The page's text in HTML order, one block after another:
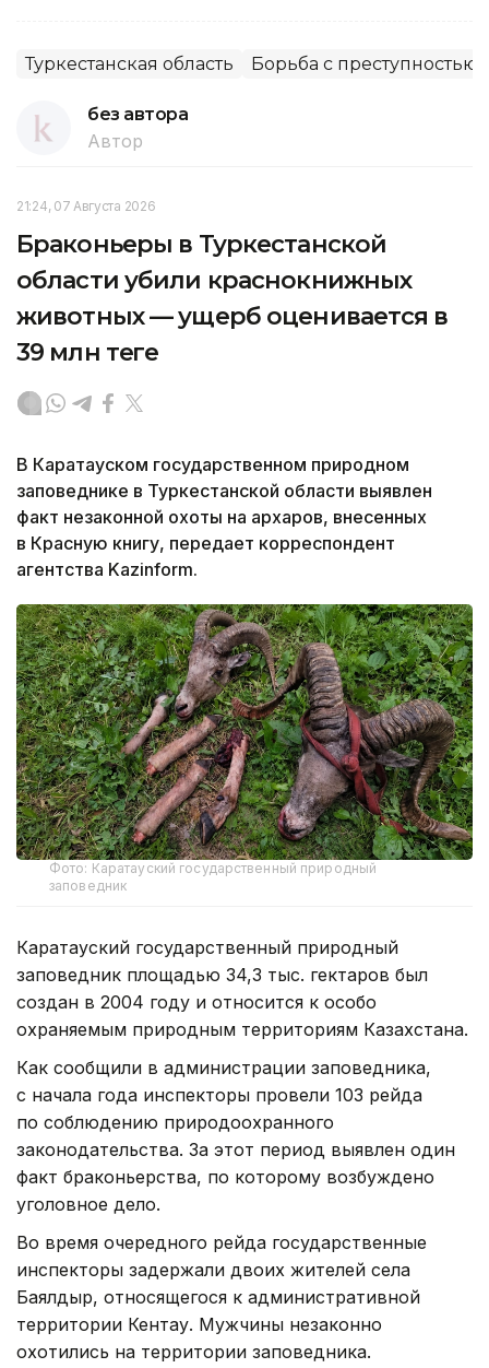
Туркестанская область Борьба с преступностью
без автора
Автор
21:24, 07 Августа 2026
Браконьеры в Туркестанской
области убили краснокнижных
животных — ущерб оценивается в
39 млн теңге
В Каратауском государственном природном
заповеднике в Туркестанской области выявлен
факт незаконной охоты на архаров, внесенных
в Красную книгу, передает корреспондент
агентства Kazinform.
Фото: Каратауский государственный природный
заповедник
Каратауский государственный природный
заповедник площадью 34,3 тыс. гектаров был
создан в 2004 году и относится к особо
охраняемым природным территориям Казахстана.
Как сообщили в администрации заповедника,
с начала года инспекторы провели 103 рейда
по соблюдению природоохранного
законодательства. За этот период выявлен один
факт браконьерства, по которому возбуждено
уголовное дело.
Во время очередного рейда государственные
инспекторы задержали двоих жителей села
Баялдыр, относящегося к административной
территории Кентау. Мужчины незаконно
охотились на территории заповедника.